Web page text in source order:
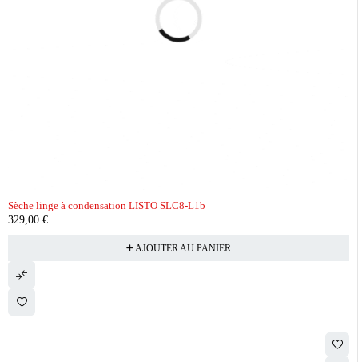
Sèche linge à condensation LISTO SLC8-L1b
329,00 €
AJOUTER AU PANIER